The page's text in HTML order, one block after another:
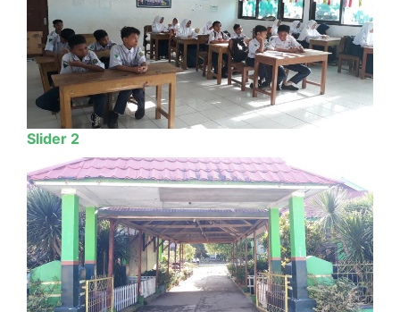
Slider 2